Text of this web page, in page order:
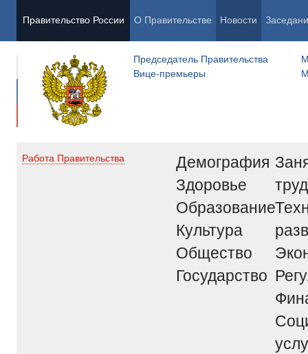
Правительство России О Правительстве Новости
Председатель Правительства
Вице-премьеры
Работа Правительства
Демография
Здоровье
Образование
Культура
Общество
Государство
труд